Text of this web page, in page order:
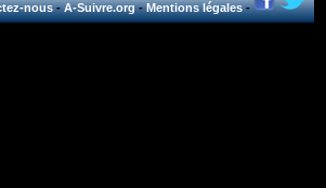
nous-A-Suivre.org-Mentions légales-